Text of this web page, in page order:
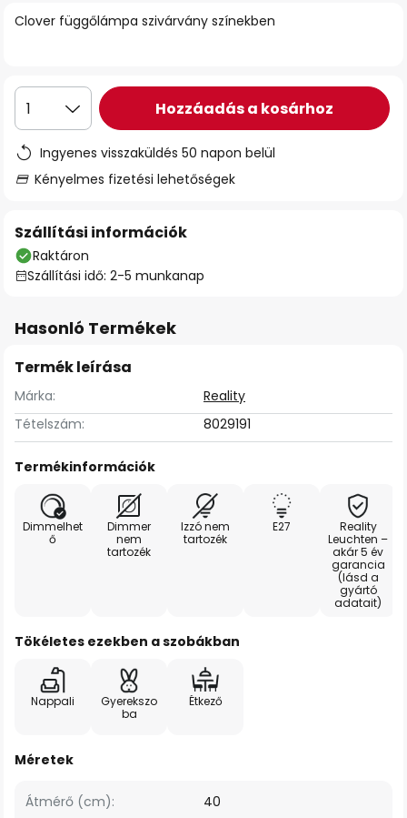
Clover függőlámpa szivárvány színekben
1 Hozzáadás a kosárhoz
Ingyenes visszaküldés 50 napon belül
Kényelmes fizetési lehetőségek
Szállítási információk
Raktáron
Szállítási idő: 2-5 munkanap
Hasonló Termékek
Termék leírása
Márka:
Reality
Tételszám:
8029191
Termékinformációk
Dimmelhet
ő
Dimmer
nem
tartozék
Izzó nem
tartozék
E27
Reality
Leuchten –
akár 5 év
garancia
(lásd a
gyártó
adatait)
Tökéletes ezekben a szobákban
Nappali
Gyerekszo
ba
Étkező
Méretek
Átmérő (cm): 40